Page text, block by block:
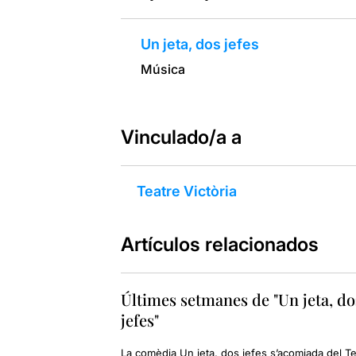
Un jeta, dos jefes
Música
Vinculado/a a
Teatre Victòria
Artículos relacionados
Últimes setmanes de "Un jeta,
jefes"
La comèdia Un jeta, dos jefes s’acomiada del